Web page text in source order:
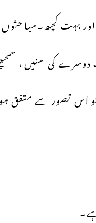
بہت
کی سنیں،
جو اس تصور سے